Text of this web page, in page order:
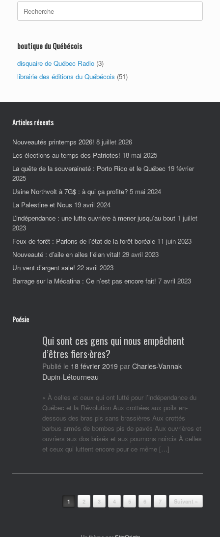
Search
for:
boutique du Québécois
disquaire de Québec Radio (3)
librairie des éditions du Québécois (51)
Articles récents
Nouveautés printemps 2026! 8 juillet 2026
Les élections au temps des Patriotes! 18 mai 2025
La quête de la souveraineté : Porto Rico et le Québec 19 février
2025
Usine Northvolt à 7G$ : à qui ça profite? 5 mai 2024
La Palestine et Nous 19 avril 2024
L’indépendance : une lutte ouvrière à mener jusqu’au bout 1 juillet
2023
Feux de forêt : Parlons de l’état de la forêt boréale 11 juin 2023
Nouveauté : d’aile en ailes l’élan vital! 29 avril 2023
Un vent d’argent sale! 22 avril 2023
Barrage sur la Mécatina : Ce n’est pas encore fait! 7 avril 2023
Poésie
Qui sont ces gens qui nous empêchent
d’êtres fiers·ères?
Publié le 18 février 2019 par Charles-Vannak
Dupin-Létourneau
« À celles et ceux qui ont lutté pour l’indépendance du
Québec et la Révolution Aux crottées aux poils en-
dessous des bras pis sans brassières Aux crottés
barbus armés de bombes pis de pavés Aux ouvrières et
ouvriers aux dos brisés et aux poumons noircis À celles
et ceux qui luttent encore pour ce même […]
1 2 3 4 5 6 7 Suivant »